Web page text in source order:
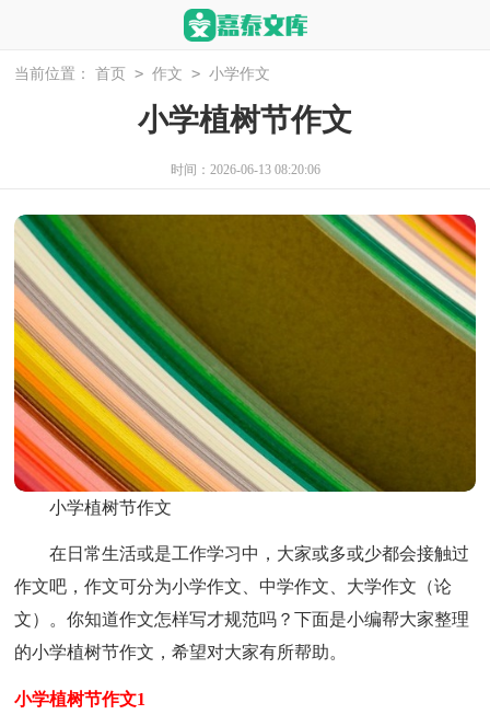
当前位置： 首页 > 作文 > 小学作文
小学植树节作文
时间：2026-06-13 08:20:06
小学植树节作文
在日常生活或是工作学习中，大家或多或少都会接触过
作文吧，作文可分为小学作文、中学作文、大学作文（论
文）。你知道作文怎样写才规范吗？下面是小编帮大家整理
的小学植树节作文，希望对大家有所帮助。
小学植树节作文1